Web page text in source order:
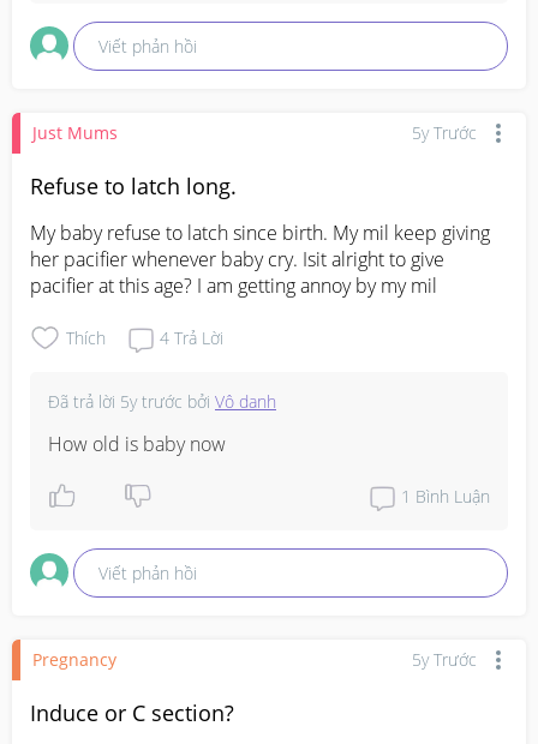
Viết phản hồi
Just Mums 5y Trước
Refuse to latch long.
My baby refuse to latch since birth. My mil keep giving
her pacifier whenever baby cry. Isit alright to give
pacifier at this age? I am getting annoy by my mil
Thích 4 Trả Lời
Đã trả lời 5y trước bởi Vô danh
How old is baby now
1 Bình Luận
Viết phản hồi
Pregnancy 5y Trước
Induce or C section?